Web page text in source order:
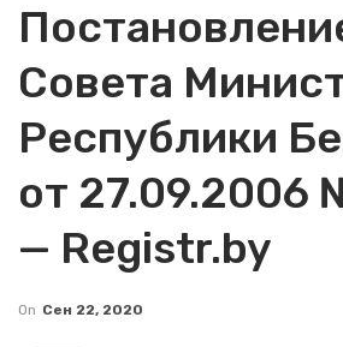
Совета
Республики
от 27.09.2006
— Registr.by
On Сен 22, 2020